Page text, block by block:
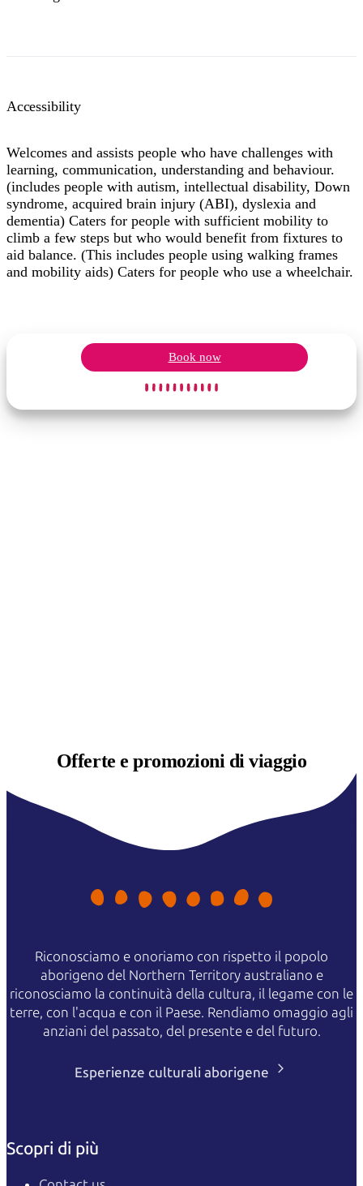
Accessibility
Welcomes and assists people who have challenges with
learning, communication, understanding and behaviour.
(includes people with autism, intellectual disability, Down
syndrome, acquired brain injury (ABI), dyslexia and
dementia) Caters for people with sufficient mobility to
climb a few steps but who would benefit from fixtures to
aid balance. (This includes people using walking frames
and mobility aids) Caters for people who use a wheelchair.
Book now
Offerte epromozioni di viaggio
Riconosciamo e onoriamo con rispetto il popolo
aborigeno del Northern Territory australiano e
riconosciamo la continuità della cultura, il legame con le
terre, con l'acqua e con il Paese. Rendiamo omaggio agli
anziani del passato, del presente e del futuro.
Esperienze culturali aborigene
Scopri di più